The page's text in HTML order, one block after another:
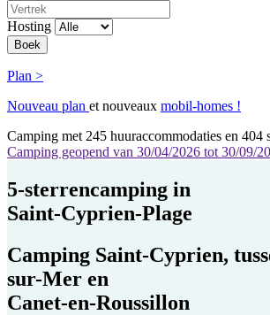
Hosting
Plan >
Nouveau plan et nouveaux mobil-homes !
Camping met 245 huuraccommodaties en 404
Camping geopend van 30/04/2026 tot 30/09/
5-sterrencamping in
Saint-Cyprien-Plage
Camping Saint-Cyprien,
sur-Mer en
Canet-en-Roussillon